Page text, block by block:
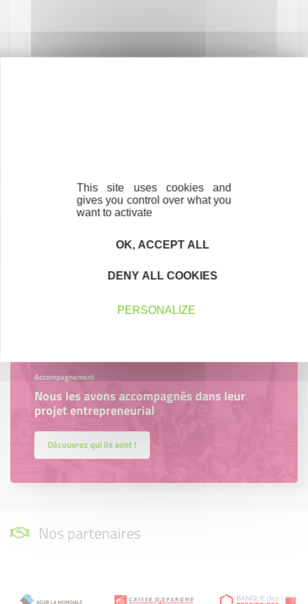
Trouvez à qui vous adresser
Créateurs, repreneurs, vos interlocuteurs en
Accompagnement
Nous les avons accompagnés dans leur
projet entrepreneurial
Découvrez qui ils sont !
Nos partenaires
This site uses cookies and
gives you control over what you
want to activate
OK, ACCEPT ALL
DENY ALL COOKIES
PERSONALIZE